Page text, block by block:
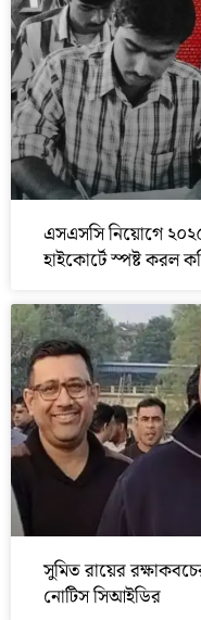
এসএসসি নিয়োগে
হাইকোর্টে স্পষ্ট করল
সুমিত রায়ের
নোটিস সিআইডির